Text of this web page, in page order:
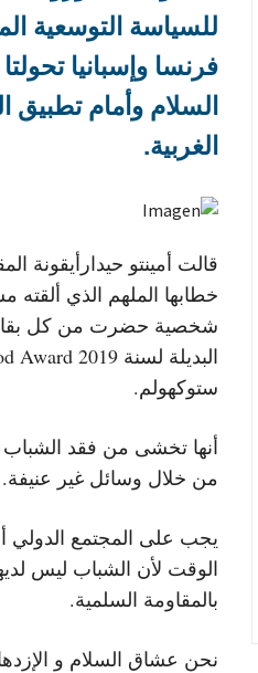
للسياسة التوسعية
فرنسا وإسبانيا
السلام وأمام تطبيق
الغربية.
قالت أمينتو حيدارأيقونة
شخصية حضرت من كل بقاع
ستوكهولم.
أنها تخشى من فقد
من خلال وسائل غير عنيفة.
يجب على المجتمع
الوقت لأن الشباب ليس
بالمقاومة السلمية.
نحن عشاق السلام و